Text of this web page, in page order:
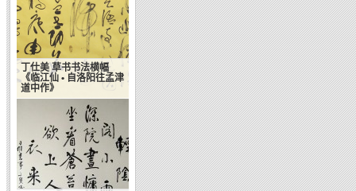
丁仕美 草书书法横幅
《临江仙 • 自洛阳往孟津
道中作》